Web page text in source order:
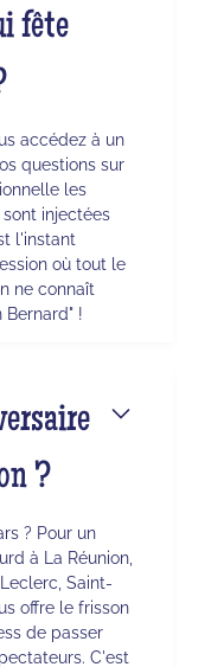
fête
accédez à un
questions sur
les
injectées
l'instant
où tout le
ne connaît
Bernard" !
?
? Pour un
à La Réunion,
Saint-
offre le frisson
de passer
C'est